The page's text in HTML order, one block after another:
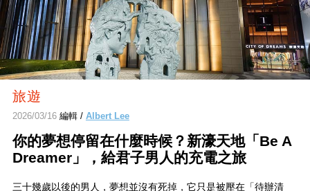
旅遊
2026/03/16編輯 / Albert Lee
你的夢想停留在什麼時候？新濠天地「Be A
Dreamer」，給君子男人的充電之旅
三十幾歲以後的男人，夢想並沒有死掉，它只是被壓在「待辦清